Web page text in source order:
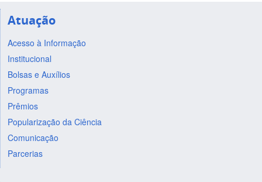
Atuação
Acesso à Informação
Institucional
Bolsas e Auxílios
Programas
Prêmios
Popularização da Ciência
Comunicação
Parcerias